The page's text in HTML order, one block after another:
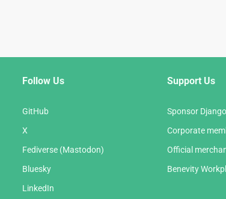
Follow Us
GitHub
X
Fediverse (Mastodon)
Bluesky
LinkedIn
Support Us
Sponsor Django
Corporate
Official
Benevity